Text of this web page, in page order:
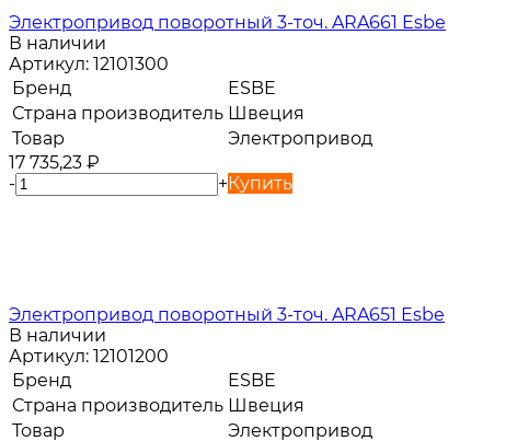
Электропривод поворотный 3-точ. ARA661 Esbe
В наличии
Артикул: 12101300
Бренд
ESBE
Страна производитель Швеция
Товар
Электропривод
17 735,23 ₽
-
+Купить
Электропривод поворотный 3-точ. ARA651 Esbe
В наличии
Артикул: 12101200
Бренд
ESBE
Страна производитель Швеция
Товар
Электропривод